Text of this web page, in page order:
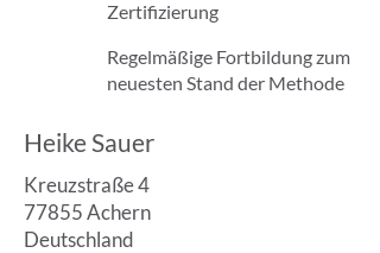
Zertifizierung
Regelmäßige Fortbildung zum
neuesten Stand der Methode
Heike Sauer
Kreuzstraße 4
77855 Achern
Deutschland